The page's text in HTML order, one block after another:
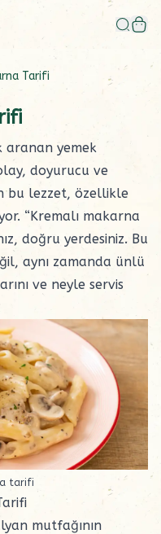
Tarifi
aranan yemek
doyurucu ve
bu lezzet, özellikle
“Kremalı makarna
doğru yerdesiniz. Bu
aynı zamanda ünlü
ve neyle servis
tarifi
mutfağının